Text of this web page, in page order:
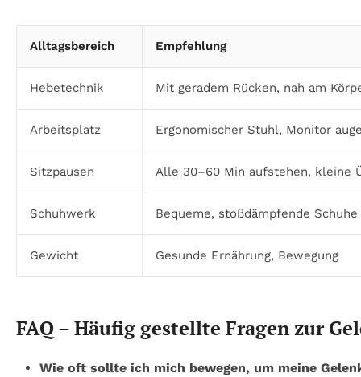
Alltagsbereich Empfehlung
Hebetechnik Mit geradem Rücken, nah am
Arbeitsplatz Ergonomischer Stuhl, Monitor
Sitzpausen Alle 30–60 Min aufstehen, kleine
Schuhwerk Bequeme, stoßdämpfende Schuhe
Gewicht Gesunde Ernährung, Bewegung
FAQ – Häufig gestellte Fragen zur
Wie oft sollte ich mich bewegen, um meine